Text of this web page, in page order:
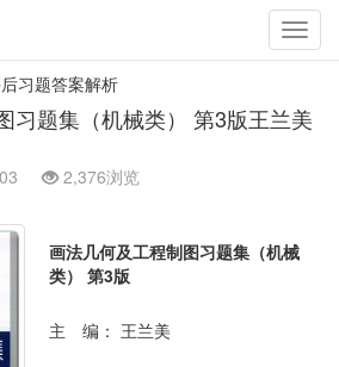
习题答案解析
习题集（机械类） 第3版王兰美
2,376浏览
画法几何及工程制图习题集（机械
类） 第3版
主 编： 王兰美